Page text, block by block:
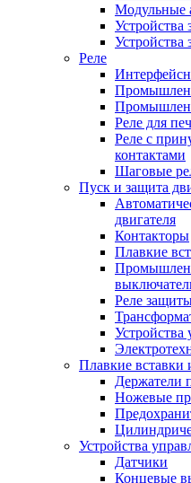
Модульные
Реле
Реле для
Реле с
контактами
Шаговые
Пуск и защита
двигателя
Контакторы
Плавкие
Реле
Устройства
Плавкие вставки
Держатели
Ножевые
Устройства
Датчики
Концевые